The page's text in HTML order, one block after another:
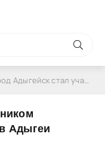
стал участником фестиваля культур народов Адыгеи
Адыгеи